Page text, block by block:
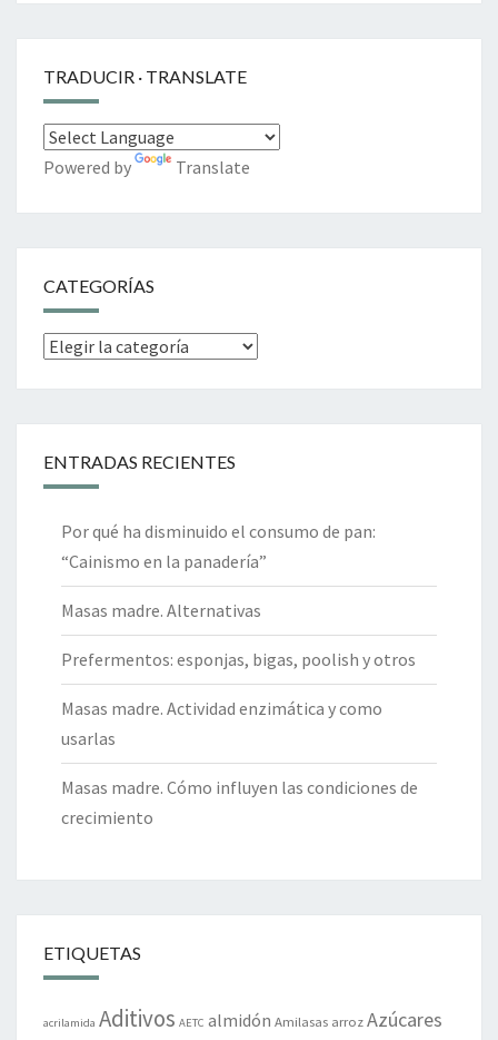
TRADUCIR · TRANSLATE
Powered by Translate
CATEGORÍAS
Categorías
ENTRADAS RECIENTES
Por qué ha disminuido el consumo de pan:
“Cainismo en la panadería”
Masas madre. Alternativas
Prefermentos: esponjas, bigas, poolish y otros
Masas madre. Actividad enzimática y como
usarlas
Masas madre. Cómo influyen las condiciones de
crecimiento
ETIQUETAS
acrilamida Aditivos AETC almidón Amilasas arrozAzúcares